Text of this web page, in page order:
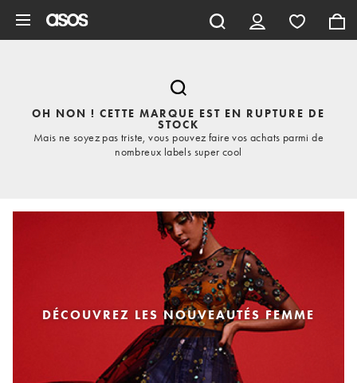
OH NON ! CETTE MARQUE EST EN RUPTURE DE
STOCK
Mais ne soyez pas triste, vous pouvez faire vos achats parmi de
nombreux labels super cool
DÉCOUVREZ LES NOUVEAUTÉS FEMME